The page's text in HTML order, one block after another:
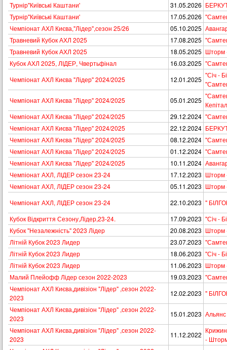
Турнір"Київські Каштани' 31.05.2026
Турнір"Київські Каштани'
17.05.2026
Чемпіонат АХЛ Києва,"Лідер",сезон 25/26
05.10.2025
Травневий Кубок АХЛ 2025
17.08.2025
Травневий Кубок АХЛ 2025
18.05.2025 Шторм
Кубок АХЛ 2025, ЛІДЕР, Чвертьфінал
16.03.2025
Чемпіонат АХЛ Києва "Лідер" 2024/2025
12.01.2025
"Сiч -
Чемпіонат АХЛ Києва "Лідер" 2024/2025
05.01.2025
Чемпіонат АХЛ Києва "Лідер" 2024/2025
29.12.2024
Чемпіонат АХЛ Києва "Лідер" 2024/2025
22.12.2024
Чемпіонат АХЛ Києва "Лідер" 2024/2025
08.12.2024
Чемпіонат АХЛ Києва "Лідер" 2024/2025
01.12.2024
Чемпіонат АХЛ Києва "Лідер" 2024/2025
10.11.2024
Чемпіонат АХЛ, ЛІДЕР сезон 23-24
17.12.2023 Шторм
Чемпіонат АХЛ, ЛІДЕР сезон 23-24
05.11.2023 Шторм
Чемпіонат АХЛ, ЛІДЕР сезон 23-24
22.10.2023 "
Кубок Відкриття Сезону,Лідер,23-24.
17.09.2023 "Сiч -
Кубок "Незалежність" 2023 Лідер
20.08.2023 Шторм
Літній Кубок 2023 Лидер
23.07.2023
Літній Кубок 2023 Лидер
18.06.2023 "Сiч -
Літній Кубок 2023 Лидер
11.06.2023 Шторм
Малий Плейофф Лідер сезон 2022-2023
19.03.2023
Чемпіонат АХЛ Києва,дивізіон "Лiдер" ,сезон 2022-
2023
12.02.2023 "
Чемпіонат АХЛ Києва,дивізіон "Лiдер" ,сезон 2022-
2023
15.01.2023
Чемпіонат АХЛ Києва,дивізіон "Лiдер" ,сезон 2022-
2023
11.12.2022
-